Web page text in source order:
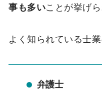
事も多いことが挙げら
よく知られている士
弁護士